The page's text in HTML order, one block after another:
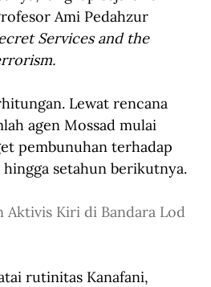
Ami Pedahzur
Services and the
Lewat rencana
agen Mossad mulai
pembunuhan terhadap
setahun berikutnya.
Aktivis Kiri di Bandara Lod
rutinitas Kanafani,